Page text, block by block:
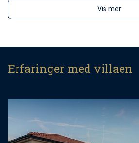
kysten. Villa Ani har plass til
koselige soverom, mens en
har en romslig og lys stue
fantastiske saltbassenget med
utstyrt med AC, TV og eget bad
slappe av under ferien. I den
et overbygd utendørs
en fantastisk stor steingrill.
Vis mer
Erfaringer med villaen